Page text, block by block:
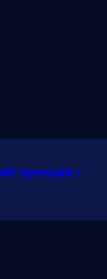
specijale i